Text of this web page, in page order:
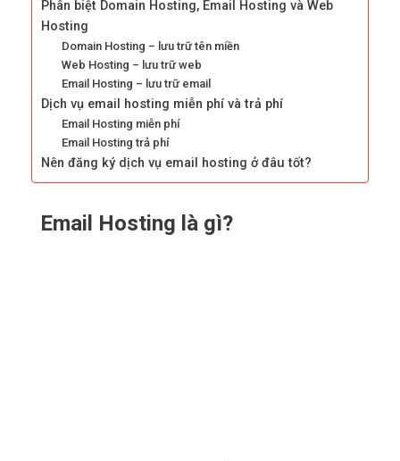
Phân biệt Domain Hosting, Email Hosting và Web
Hosting
Domain Hosting – lưu trữ tên miền
Web Hosting – lưu trữ web
Email Hosting – lưu trữ email
Dịch vụ email hosting miễn phí và trả phí
Email Hosting miễn phí
Email Hosting trả phí
Nên đăng ký dịch vụ email hosting ở đâu tốt?
Email Hosting là gì?